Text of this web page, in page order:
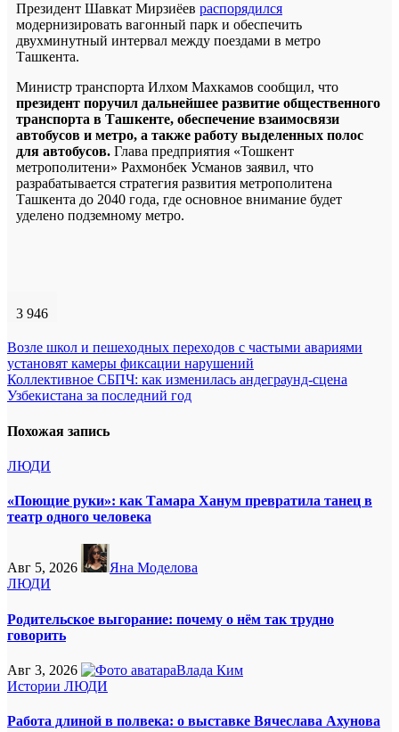
Президент Шавкат Мирзиёев распорядился
модернизировать вагонный парк и обеспечить
двухминутный интервал между поездами в метро
Ташкента.
Министр транспорта Илхом Махкамов сообщил, что
президент поручил дальнейшее развитие общественного
транспорта в Ташкенте, обеспечение взаимосвязи
автобусов и метро, а также работу выделенных полос
для автобусов. Глава предприятия «Тошкент
метрополитени» Рахмонбек Усманов заявил, что
разрабатывается стратегия развития метрополитена
Ташкента до 2040 года, где основное внимание будет
уделено подземному метро.
3 946
Навигация
по
записям
Возле школ и пешеходных переходов с частыми авариями
установят камеры фиксации нарушений
Коллективное СБПЧ: как изменилась андеграунд-сцена
Узбекистана за последний год
Похожая запись
ЛЮДИ
«Поющие руки»: как Тамара Ханум превратила танец в
театр одного человека
Авг 5, 2026
Яна Моделова
ЛЮДИ
Родительское выгорание: почему о нём так трудно
говорить
Авг 3, 2026
Влада Ким
Истории ЛЮДИ
Работа длиной в полвека: о выставке Вячеслава Ахунова